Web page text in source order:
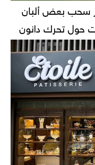
سحب بعض ألبان
حول تحرك دانون